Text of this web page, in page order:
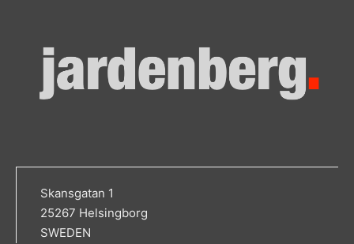
Skansgatan 1
25267 Helsingborg
SWEDEN